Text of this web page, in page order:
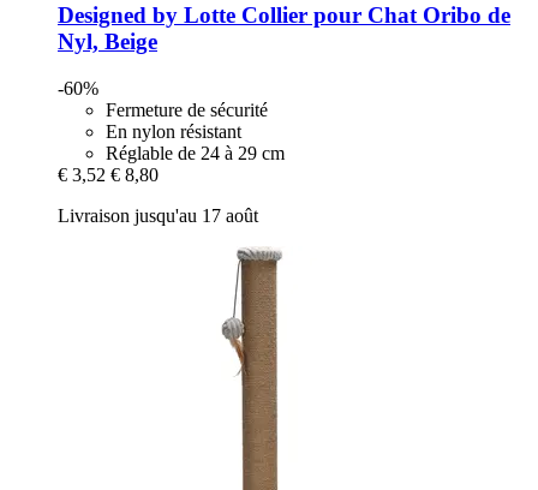
Designed by Lotte Collier pour Chat Oribo de
Nyl, Beige
-60%
Fermeture de sécurité
En nylon résistant
Réglable de 24 à 29 cm
€ 3,52 € 8,80
Livraison jusqu'au 17 août